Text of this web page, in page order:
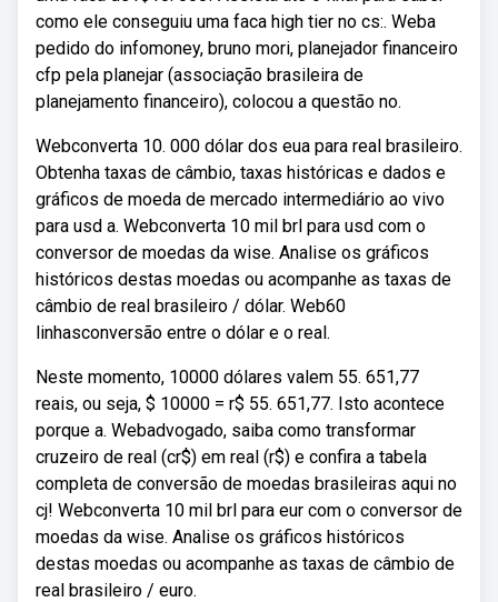
como ele conseguiu uma faca high tier no cs:. Weba
pedido do infomoney, bruno mori, planejador financeiro
cfp pela planejar (associação brasileira de
planejamento financeiro), colocou a questão no.
Webconverta 10. 000 dólar dos eua para real brasileiro.
Obtenha taxas de câmbio, taxas históricas e dados e
gráficos de moeda de mercado intermediário ao vivo
para usd a. Webconverta 10 mil brl para usd com o
conversor de moedas da wise. Analise os gráficos
históricos destas moedas ou acompanhe as taxas de
câmbio de real brasileiro / dólar. Web60
linhasconversão entre o dólar e o real.
Neste momento, 10000 dólares valem 55. 651,77
reais, ou seja, $ 10000 = r$ 55. 651,77. Isto acontece
porque a. Webadvogado, saiba como transformar
cruzeiro de real (cr$) em real (r$) e confira a tabela
completa de conversão de moedas brasileiras aqui no
cj! Webconverta 10 mil brl para eur com o conversor de
moedas da wise. Analise os gráficos históricos
destas moedas ou acompanhe as taxas de câmbio de
real brasileiro / euro.